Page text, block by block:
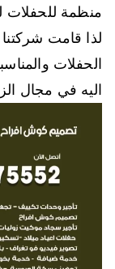
منظمة للحفلات
لذا قامت
الحفلات
اليه في مجال